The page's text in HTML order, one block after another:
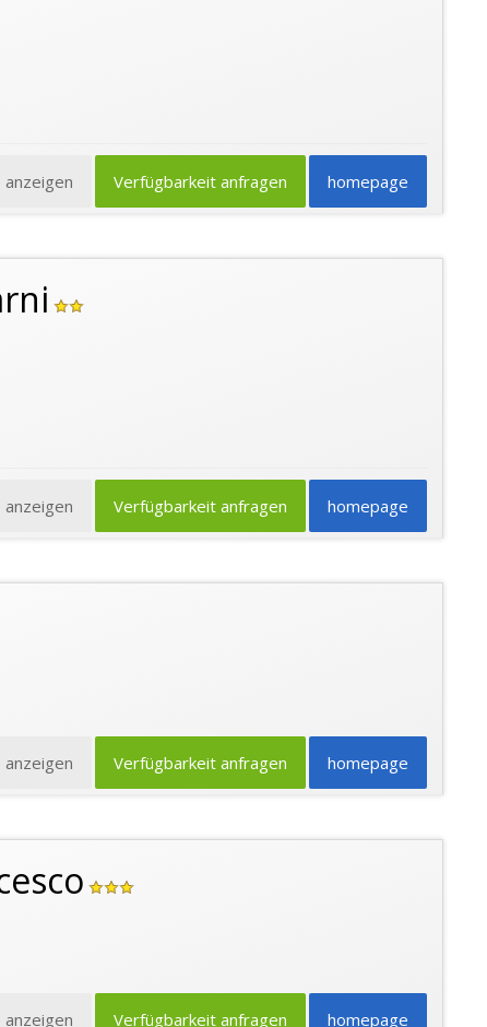
homepage
Verfügbarkeit anfragen
homepage
Verfügbarkeit anfragen
homepage
Verfügbarkeit anfragen
homepage
Verfügbarkeit anfragen